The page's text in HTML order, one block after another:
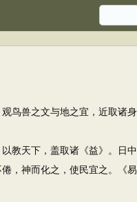
之文与地之宜，近取诸身
天下，盖取诸《益》。日中
，神而化之，使民宜之。《